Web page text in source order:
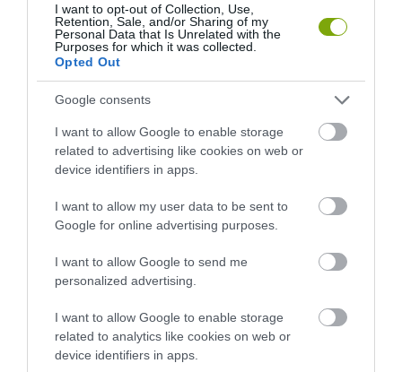
I want to opt-out of Collection, Use,
Retention, Sale, and/or Sharing of my
Personal Data that Is Unrelated with the
Purposes for which it was collected.
Opted Out
Google consents
I want to allow Google to enable storage
related to advertising like cookies on web or
device identifiers in apps.
I want to allow my user data to be sent to
Google for online advertising purposes.
I want to allow Google to send me
personalized advertising.
I want to allow Google to enable storage
related to analytics like cookies on web or
device identifiers in apps.
ELŐZŐ CIKK
BUDAPEST KÖRNYÉKÉN REKORD MENNYISÉGŰ KISBAGOLY
EZEKRE FIGYELJÜNK A TÉLI TŰZIFA BESZERZÉSEKOR!
HASONLÓ ÉRDEKESSÉGEK